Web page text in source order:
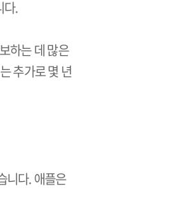
다.
하는 데 많은
추가로 몇 년
니다.애플은